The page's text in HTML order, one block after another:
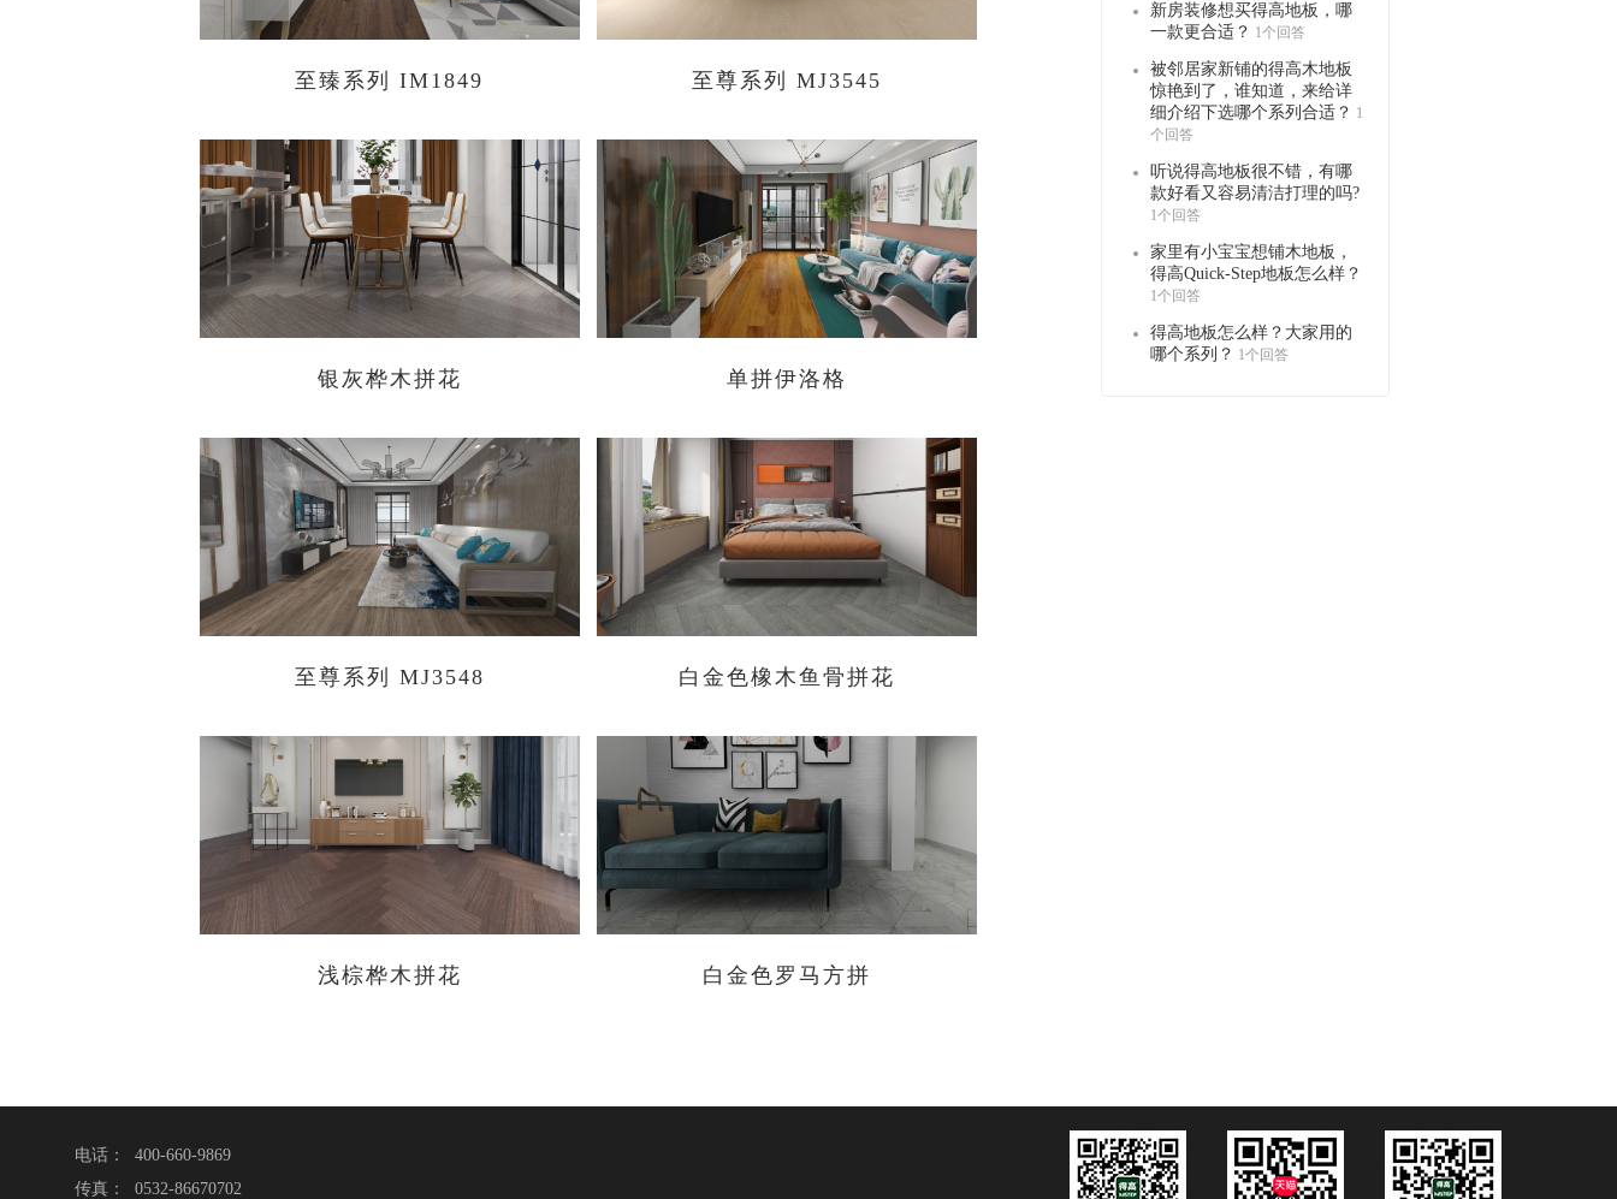
至臻系列 IM1849
银灰桦木拼花
至尊系列 MJ3548
浅棕桦木拼花
至尊系列 MJ3545
单拼伊洛格
白金色橡木鱼骨拼花
白金色罗马方拼
新房装修想买得高地板，哪
一款更合适？ 1个回答
被邻居家新铺的得高木地板
惊艳到了，谁知道，来给详
细介绍下选哪个系列合适？ 1
个回答
听说得高地板很不错，有哪
款好看又容易清洁打理的吗?
1个回答
家里有小宝宝想铺木地板，
得高Quick-Step地板怎么样？
1个回答
得高地板怎么样？大家用的
哪个系列？ 1个回答
电话： 400-660-9869
传真： 0532-86670702